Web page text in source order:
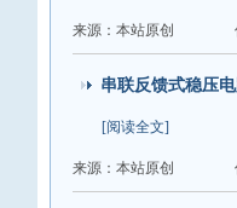
来源：本站原创
串联反馈式稳压
[阅读全文]
来源：本站原创